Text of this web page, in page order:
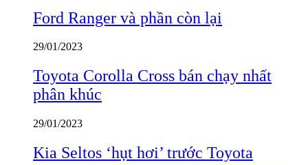
Ford Ranger và phần còn lại
29/01/2023
Toyota Corolla Cross bán chạy nhất
phân khúc
29/01/2023
Kia Seltos ‘hụt hơi’ trước Toyota